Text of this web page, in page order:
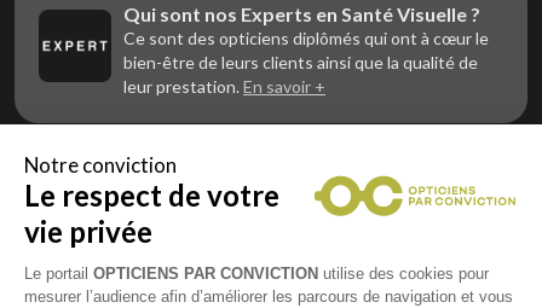
Qui sont nos Experts en Santé Visuelle ?
Ce sont des opticiens diplômés qui ont à cœur le
bien-être de leurs clients ainsi que la qualité de
leur prestation. En savoir +
Vous êtes un professionnel de la vue et
vous souhaitez nous rejoindre ?
Contactez Alliance Optic, la centrale d’achats et
d’accompagnement des opticiens indépendants
Notre conviction
Le respect de votre
vie privée
Le portail OPTICIENS PAR CONVICTION utilise des cookies pour
mesurer l’audience afin d’améliorer les parcours de navigation et vous